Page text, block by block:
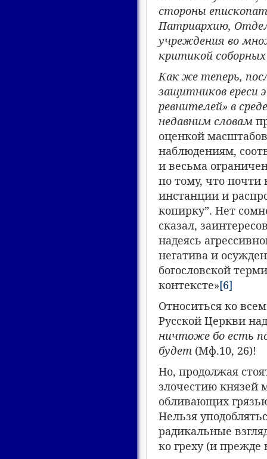
стороны
Патриархию, Отдел
учреждения во
критикой
Как же теперь,
защитников ереси
ревнителей» в
недавним словам
оценкой
наблюдениям,
и весьма
по тому, что почти
инстанции и
копирку”. Нет
сказал,
надеясь
негатива и
богословской
контексте»[6]
Относиться ко
Русской Церкви
ничтоже бо есть
будет (Мф.10, 26)!
Но, продолжая
злочестию князей
обливающих
Нельзя
радикальные
ко греху (и прежде